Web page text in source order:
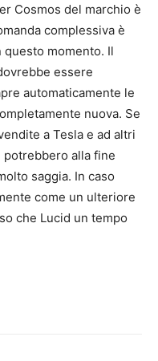
Cosmos del marchio è
complessiva è
momento. Il
essere
automaticamente le
nuova. Se
a Tesla e ad altri
alla fine
saggia. In caso
come un ulteriore
che Lucid un tempo